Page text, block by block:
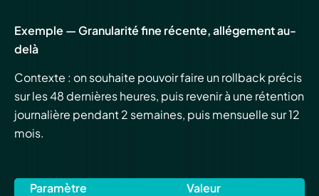
Exemple — Granularité fine récente, allégement au-
delà
Contexte : on souhaite pouvoir faire un rollback précis
sur les 48 dernières heures, puis revenir à une rétention
journalière pendant 2 semaines, puis mensuelle sur 12
mois.
Paramètre Valeur